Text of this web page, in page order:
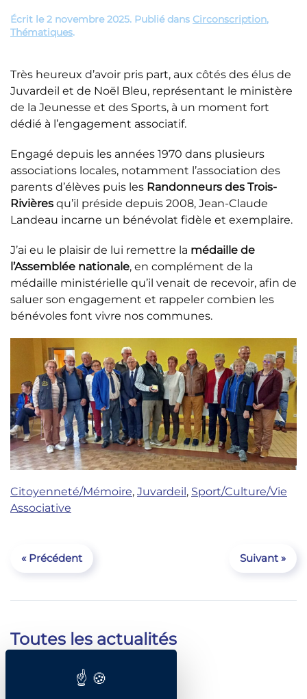
Écrit le2 novembre 2025. Publié dans Circonscription,
Thématiques.
Très heureux d’avoir pris part, aux côtés des élus de
Juvardeil et de Noël Bleu, représentant le ministère
de la Jeunesse et des Sports, à un moment fort
dédié à l’engagement associatif.
Engagé depuis les années 1970 dans plusieurs
associations locales, notamment l’association des
parents d’élèves puis les Randonneurs des Trois-
Rivières qu’il préside depuis 2008, Jean-Claude
Landeau incarne un bénévolat fidèle et exemplaire.
J’ai eu le plaisir de lui remettre la médaille de
l’Assemblée nationale, en complément de la
médaille ministérielle qu’il venait de recevoir, afin de
saluer son engagement et rappeler combien les
bénévoles font vivre nos communes.
Citoyenneté/Mémoire, Juvardeil, Sport/Culture/Vie
Associative
« Précédent Suivant »
Toutes les actualités